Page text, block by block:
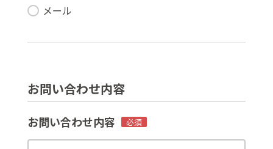
メール
お問い合わせ内容
お問い合わせ内容 必須